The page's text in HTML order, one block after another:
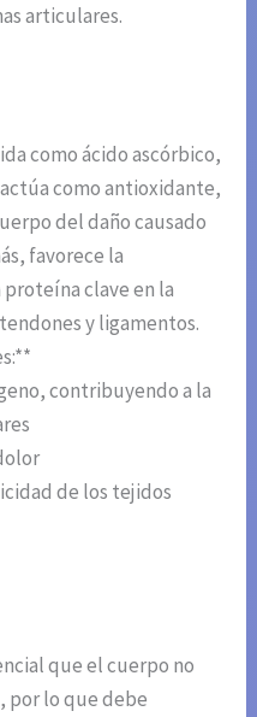
articulares.
como ácido ascórbico,
como antioxidante,
del daño causado
favorece la
clave en la
y ligamentos.
contribuyendo a la
de los tejidos
que el cuerpo no
por lo que debe